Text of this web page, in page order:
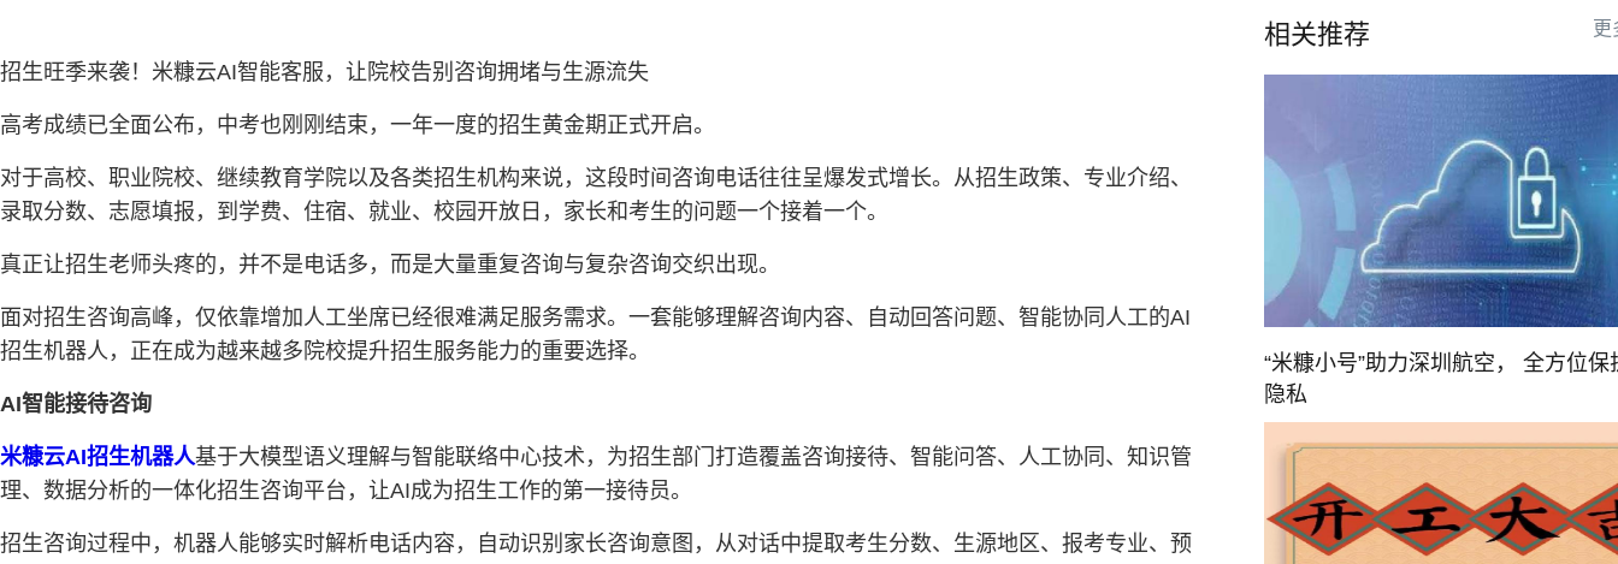
招生旺季来袭！米糠云AI智能客服，让院校告别咨询拥堵与生源流失
高考成绩已全面公布，中考也刚刚结束，一年一度的招生黄金期正式开启。
对于高校、职业院校、继续教育学院以及各类招生机构来说，这段时间咨询电话往往呈爆发式增长。从招生政策、专业介绍、
录取分数、志愿填报，到学费、住宿、就业、校园开放日，家长和考生的问题一个接着一个。
真正让招生老师头疼的，并不是电话多，而是大量重复咨询与复杂咨询交织出现。
面对招生咨询高峰，仅依靠增加人工坐席已经很难满足服务需求。一套能够理解咨询内容、自动回答问题、智能协同人工的AI
招生机器人，正在成为越来越多院校提升招生服务能力的重要选择。
AI智能接待咨询
米糠云AI招生机器人基于大模型语义理解与智能联络中心技术，为招生部门打造覆盖咨询接待、智能问答、人工协同、知识管
理、数据分析的一体化招生咨询平台，让AI成为招生工作的第一接待员。
招生咨询过程中，机器人能够实时解析电话内容，自动识别家长咨询意图，从对话中提取考生分数、生源地区、报考专业、预
相关推荐 更
“米糠小号”助力深圳航空， 全方位保
隐私